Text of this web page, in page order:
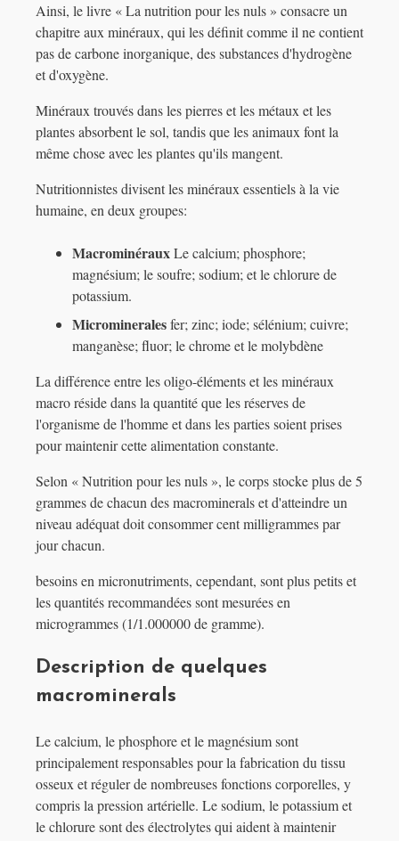
Ainsi, le livre « La nutrition pour les nuls » consacre un
chapitre aux minéraux, qui les définit comme il ne contient
pas de carbone inorganique, des substances d'hydrogène
et d'oxygène.
Minéraux trouvés dans les pierres et les métaux et les
plantes absorbent le sol, tandis que les animaux font la
même chose avec les plantes qu'ils mangent.
Nutritionnistes divisent les minéraux essentiels à la vie
humaine, en deux groupes:
MacrominérauxLe calcium; phosphore;
magnésium; le soufre; sodium; et le chlorure de
potassium.
Micromineralesfer; zinc; iode; sélénium; cuivre;
manganèse; fluor; le chrome et le molybdène
La différence entre les oligo-éléments et les minéraux
macro réside dans la quantité que les réserves de
l'organisme de l'homme et dans les parties soient prises
pour maintenir cette alimentation constante.
Selon « Nutrition pour les nuls », le corps stocke plus de 5
grammes de chacun des macrominerals et d'atteindre un
niveau adéquat doit consommer cent milligrammes par
jour chacun.
besoins en micronutriments, cependant, sont plus petits et
les quantités recommandées sont mesurées en
microgrammes (1/1.000000 de gramme).
Description de quelques
macrominerals
Le calcium, le phosphore et le magnésium sont
principalement responsables pour la fabrication du tissu
osseux et réguler de nombreuses fonctions corporelles, y
compris la pression artérielle. Le sodium, le potassium et
le chlorure sont des électrolytes qui aident à maintenir